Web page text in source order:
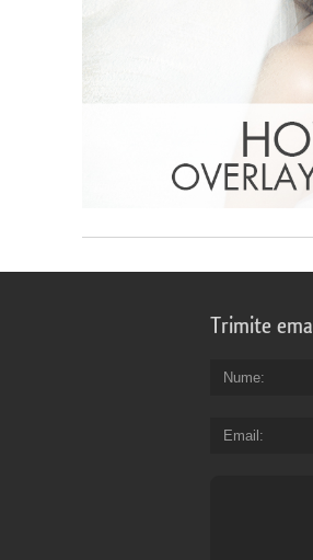
Trimite
Nume
Email